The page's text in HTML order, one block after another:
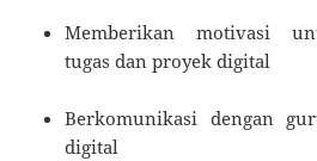
Memberikan motivasi
tugas dan proyek digital
Berkomunikasi dengan
digital